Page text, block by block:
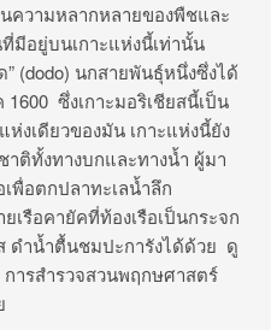
ความหลากหลายของพืชและ
มีอยู่บนเกาะแห่งนี้เท่านั้น
” (dodo) นกสายพันธุ์หนึ่งซึ่งได้
ซึ่งเกาะมอริเชียสนี้เป็น
งเดียวของมัน เกาะแห่งนี้ยัง
าติทั้งทางบกและทางน้ำ ผู้มา
เพื่อตกปลาทะเลน้ำลึก
เรือคายัคที่ท้องเรือเป็นกระจก
ดำน้ำตื้นชมปะการังได้ด้วย ดู
การสำรวจสวนพฤกษศาสตร์